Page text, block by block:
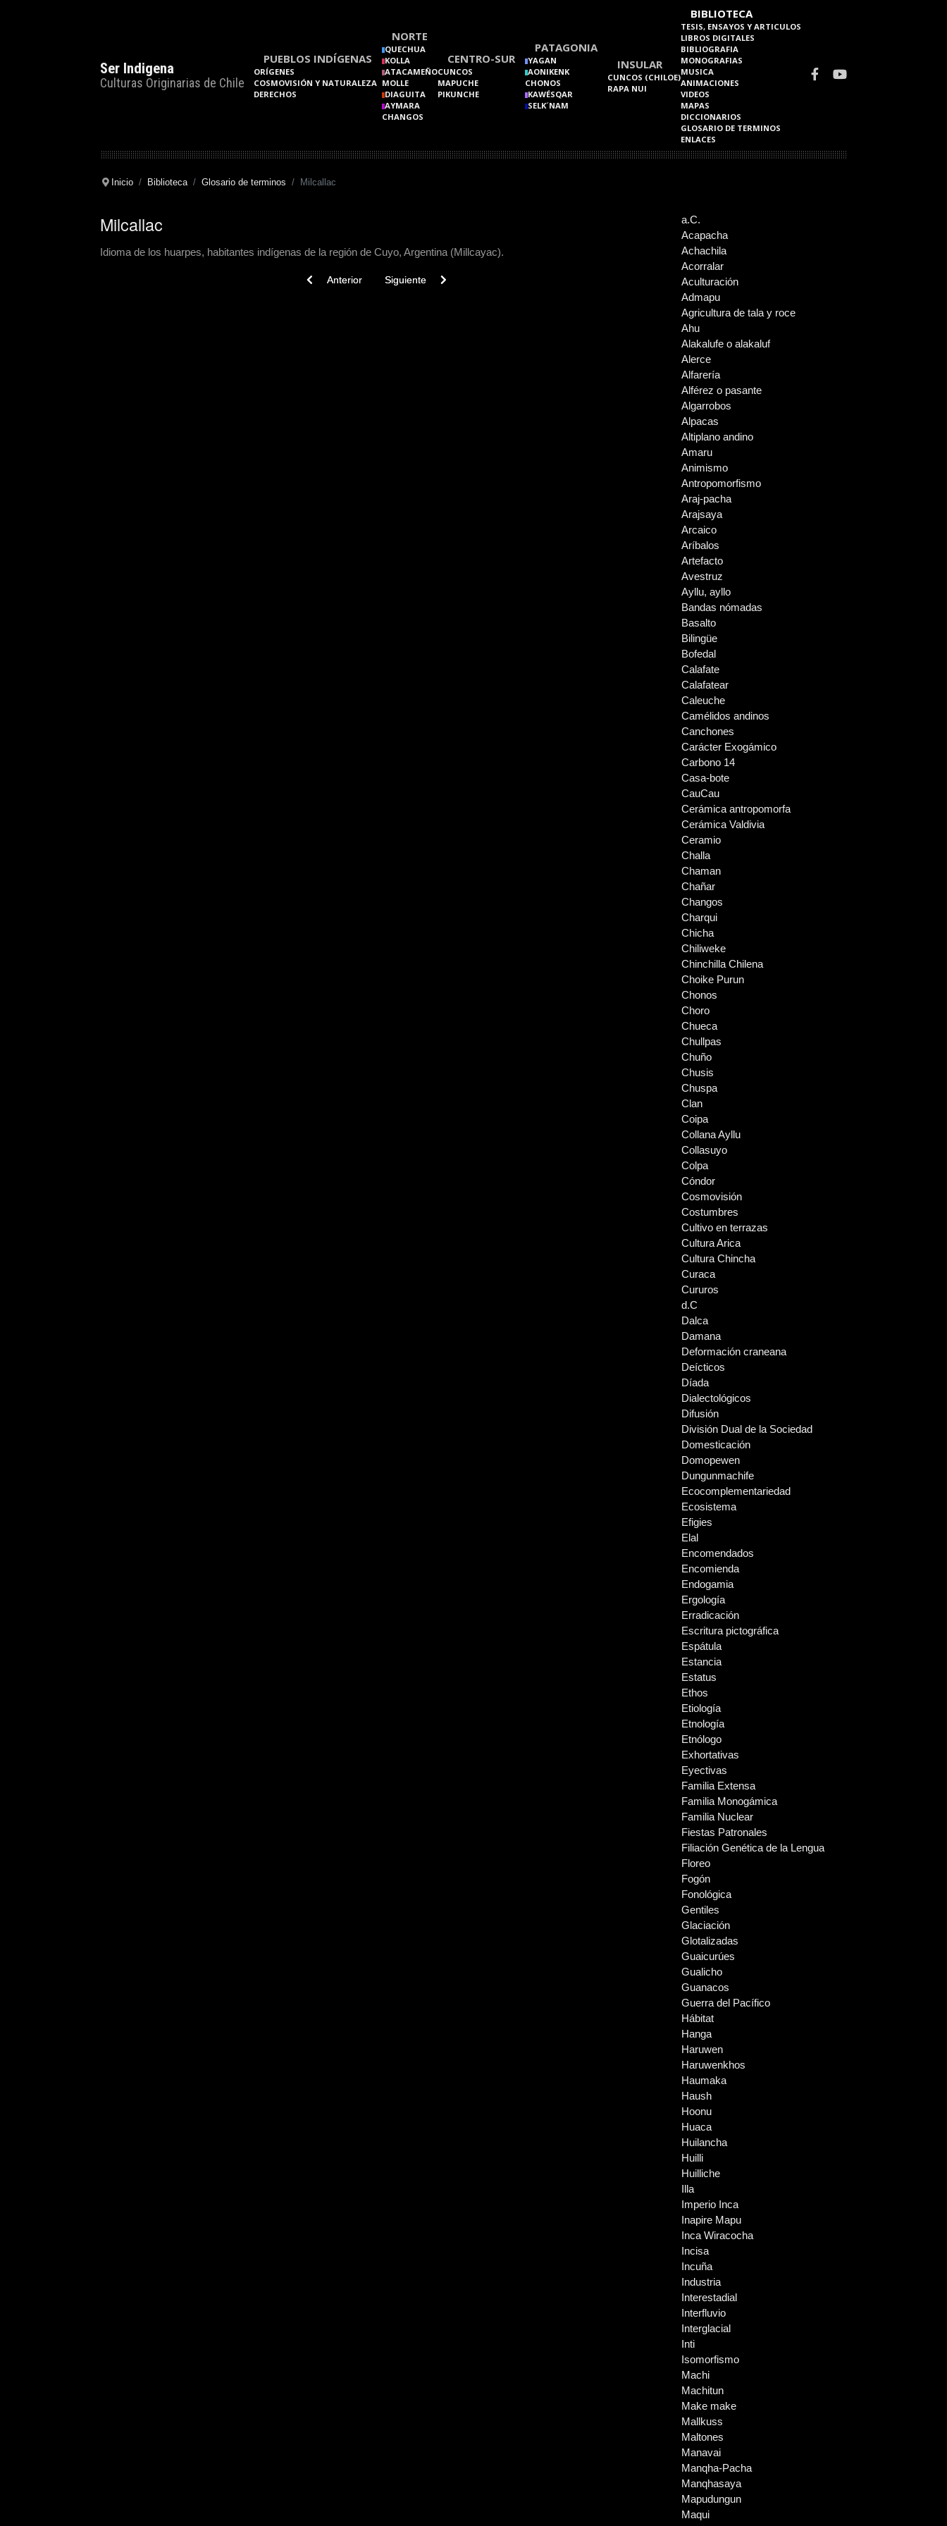
Ser Indigena
Culturas Originarias de Chile
PUEBLOS INDÍGENAS
ORÍGENES
COSMOVISIÓN Y NATURALEZA
DERECHOS
NORTE
QUECHUA
KOLLA
ATACAMEÑO
MOLLE
DIAGUITA
AYMARA
CHANGOS
CENTRO-SUR
CUNCOS
MAPUCHE
PIKUNCHE
PATAGONIA
YAGAN
AONIKENK
CHONOS
KAWÉSQAR
SELK´NAM
INSULAR
CUNCOS (CHILOE)
RAPA NUI
BIBLIOTECA
TESIS, ENSAYOS Y ARTICULOS
LIBROS DIGITALES
BIBLIOGRAFIA
MONOGRAFIAS
MUSICA
ANIMACIONES
VIDEOS
MAPAS
DICCIONARIOS
GLOSARIO DE TERMINOS
ENLACES
Inicio Biblioteca Glosario de terminos Milcallac
Milcallac
Idioma de los huarpes, habitantes indígenas de la región de Cuyo, Argentina (Millcayac).
Previous article: Minka
Anterior Next article: Migración
Siguiente
a.C.
Acapacha
Achachila
Acorralar
Aculturación
Admapu
Agricultura de tala y roce
Ahu
Alakalufe o alakaluf
Alerce
Alfarería
Alférez o pasante
Algarrobos
Alpacas
Altiplano andino
Amaru
Animismo
Antropomorfismo
Araj-pacha
Arajsaya
Arcaico
Aríbalos
Artefacto
Avestruz
Ayllu, ayllo
Bandas nómadas
Basalto
Bilingüe
Bofedal
Calafate
Calafatear
Caleuche
Camélidos andinos
Canchones
Carácter Exogámico
Carbono 14
Casa-bote
CauCau
Cerámica antropomorfa
Cerámica Valdivia
Ceramio
Challa
Chaman
Chañar
Changos
Charqui
Chicha
Chiliweke
Chinchilla Chilena
Choike Purun
Chonos
Choro
Chueca
Chullpas
Chuño
Chusis
Chuspa
Clan
Coipa
Collana Ayllu
Collasuyo
Colpa
Cóndor
Cosmovisión
Costumbres
Cultivo en terrazas
Cultura Arica
Cultura Chincha
Curaca
Cururos
d.C
Dalca
Damana
Deformación craneana
Deícticos
Díada
Dialectológicos
Difusión
División Dual de la Sociedad
Domesticación
Domopewen
Dungunmachife
Ecocomplementariedad
Ecosistema
Efigies
Elal
Encomendados
Encomienda
Endogamia
Ergología
Erradicación
Escritura pictográfica
Espátula
Estancia
Estatus
Ethos
Etiología
Etnología
Etnólogo
Exhortativas
Eyectivas
Familia Extensa
Familia Monogámica
Familia Nuclear
Fiestas Patronales
Filiación Genética de la Lengua
Floreo
Fogón
Fonológica
Gentiles
Glaciación
Glotalizadas
Guaicurúes
Gualicho
Guanacos
Guerra del Pacífico
Hábitat
Hanga
Haruwen
Haruwenkhos
Haumaka
Haush
Hoonu
Huaca
Huilancha
Huilli
Huilliche
Illa
Imperio Inca
Inapire Mapu
Inca Wiracocha
Incisa
Incuña
Industria
Interestadial
Interfluvio
Interglacial
Inti
Isomorfismo
Machi
Machitun
Make make
Mallkuss
Maltones
Manavai
Manqha-Pacha
Manqhasaya
Mapudungun
Maqui